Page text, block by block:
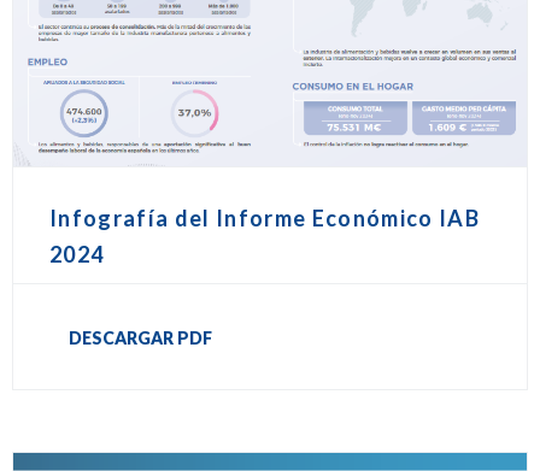
Infografía del Informe Económico IAB
2024
DESCARGAR PDF